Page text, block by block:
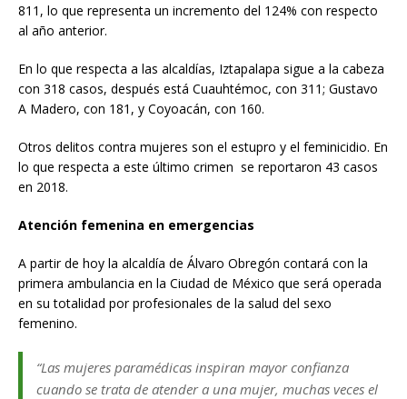
811, lo que representa un incremento del 124% con respecto
al año anterior.
En lo que respecta a las alcaldías, Iztapalapa sigue a la cabeza
con 318 casos, después está Cuauhtémoc, con 311; Gustavo
A Madero, con 181, y Coyoacán, con 160.
Otros delitos contra mujeres son el estupro y el feminicidio. En
lo que respecta a este último crimen se reportaron 43 casos
en 2018.
Atención femenina en emergencias
A partir de hoy la alcaldía de Álvaro Obregón contará con la
primera ambulancia en la Ciudad de México que será operada
en su totalidad por profesionales de la salud del sexo
femenino.
“Las mujeres paramédicas inspiran mayor confianza
cuando se trata de atender a una mujer, muchas veces el